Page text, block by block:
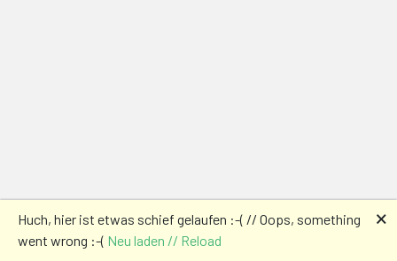
Huch, hier ist etwas schief gelaufen :-( // Oops, something
went wrong :-( Neu laden // Reload
🗙